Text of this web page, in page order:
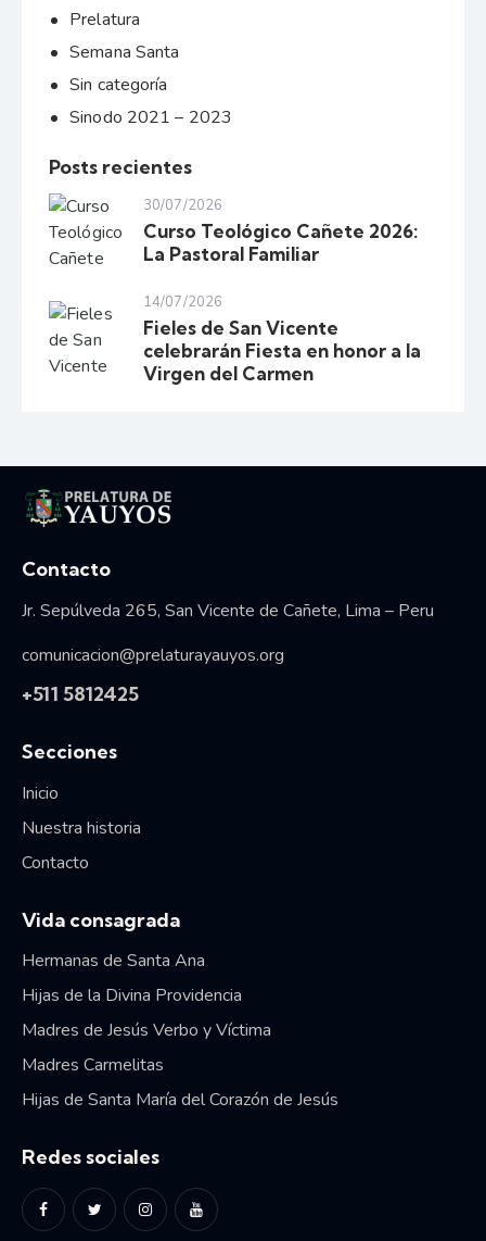
Prelatura
Semana Santa
Sin categoría
Sinodo 2021 – 2023
Posts recientes
30/07/2026
Curso Teológico Cañete 2026:
La Pastoral Familiar
14/07/2026
Fieles de San Vicente
celebrarán Fiesta en honor a la
Virgen del Carmen
Vida consagrada
Contacto
Jr. Sepúlveda 265, San Vicente de Cañete, Lima – Peru
comunicacion@prelaturayauyos.org
+511 5812425
Secciones
Inicio
Nuestra historia
Contacto
Vida consagrada
Hermanas de Santa Ana
Hijas de la Divina Providencia
Madres de Jesús Verbo y Víctima
Madres Carmelitas
Hijas de Santa María del Corazón de Jesús
Redes sociales